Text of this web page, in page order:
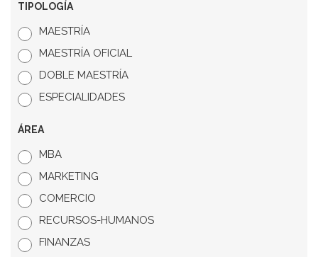
TIPOLOGÍA
MAESTRÍA
MAESTRÍA OFICIAL
DOBLE MAESTRÍA
ESPECIALIDADES
ÁREA
MBA
MARKETING
COMERCIO
RECURSOS-HUMANOS
FINANZAS